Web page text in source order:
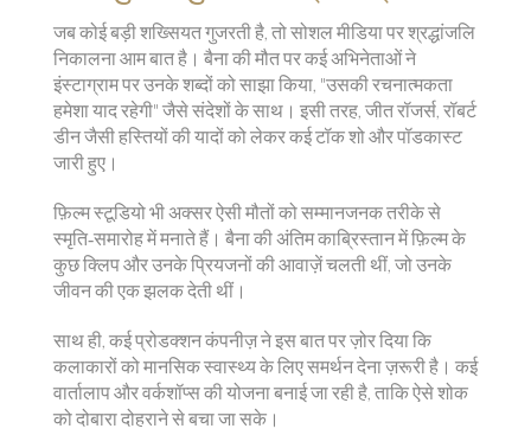
जब कोई बड़ी शख्सियत गुजरती है, तो सोशल मीडिया पर श्रद्धांजलि
निकालना आम बात है। बैना की मौत पर कई अभिनेताओं ने
इंस्टाग्राम पर उनके शब्दों को साझा किया, "उसकी रचनात्मकता
हमेशा याद रहेगी" जैसे संदेशों के साथ। इसी तरह, जीत रॉजर्स, रॉबर्ट
डीन जैसी हस्तियों की यादों को लेकर कई टॉक शो और पॉडकास्ट
जारी हुए।
फ़िल्म स्टूडियो भी अक्सर ऐसी मौतों को सम्मानजनक तरीके से
स्मृति‑समारोह में मनाते हैं। बैना की अंतिम काब्रिस्तान में फ़िल्म के
कुछ क्लिप और उनके प्रियजनों की आवाज़ें चलती थीं, जो उनके
जीवन की एक झलक देती थीं।
साथ ही, कई प्रोडक्शन कंपनीज़ ने इस बात पर ज़ोर दिया कि
कलाकारों को मानसिक स्वास्थ्य के लिए समर्थन देना ज़रूरी है। कई
वार्तालाप और वर्कशॉप्स की योजना बनाई जा रही है, ताकि ऐसे शोक
को दोबारा दोहराने से बचा जा सके।